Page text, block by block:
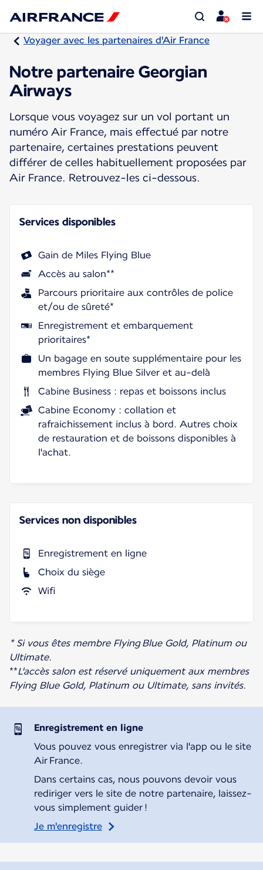
Voyager avec les partenaires d'Air France
Notre partenaire Georgian
Airways
Lorsque vous voyagez sur un vol portant un
numéro Air France, mais effectué par notre
partenaire, certaines prestations peuvent
différer de celles habituellement proposées par
Air France. Retrouvez-les ci-dessous.
Services disponibles
Gain de Miles Flying Blue
Accès au salon**
Parcours prioritaire aux contrôles de police
et/ou de sûreté*
Enregistrement et embarquement
prioritaires*
Un bagage en soute supplémentaire pour les
membres Flying Blue Silver et au-delà
Cabine Business : repas et boissons inclus
Cabine Economy : collation et
rafraichissement inclus à bord. Autres choix
de restauration et de boissons disponibles à
l'achat.
Services non disponibles
Enregistrement en ligne
Choix du siège
Wifi
* Si vous êtes membre Flying Blue Gold, Platinum ou
Ultimate.
**L'accès salon est réservé uniquement aux membres
Flying Blue Gold, Platinum ou Ultimate, sans invités.
Enregistrement en ligne
Vous pouvez vous enregistrer via l'app ou le site
Air France.
Dans certains cas, nous pouvons devoir vous
rediriger vers le site de notre partenaire, laissez-
vous simplement guider !
Je m'enregistre